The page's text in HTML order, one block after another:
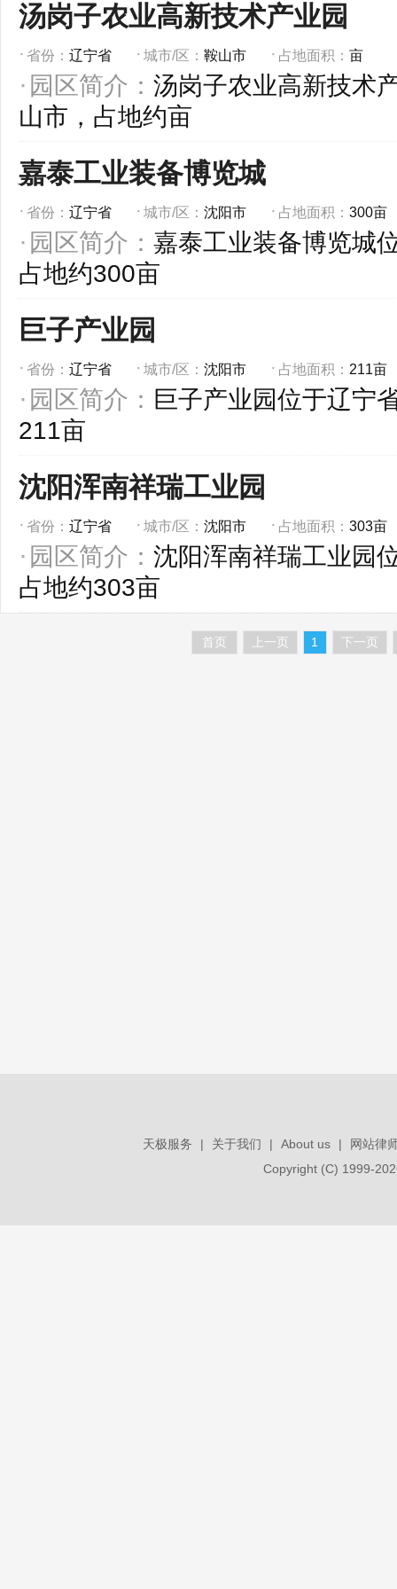
汤岗子农业高新技术产业园
省份： 辽宁省 城市/区： 鞍山市 占地面积： 亩
园区简介： 汤岗子农业高新技术
山市，占地约亩
嘉泰工业装备博览城
省份： 辽宁省 城市/区： 沈阳市 占地面积： 300亩
园区简介： 嘉泰工业装备博览城
占地约300亩
巨子产业园
省份： 辽宁省 城市/区： 沈阳市 占地面积： 211亩
园区简介： 巨子产业园位于辽宁
211亩
沈阳浑南祥瑞工业园
省份： 辽宁省 城市/区： 沈阳市 占地面积： 303亩
园区简介： 沈阳浑南祥瑞工业园
占地约303亩
首页 上一页 1 下一页
天极服务 | 关于我们 | About us |
网站律
Copyright (C) 1999-